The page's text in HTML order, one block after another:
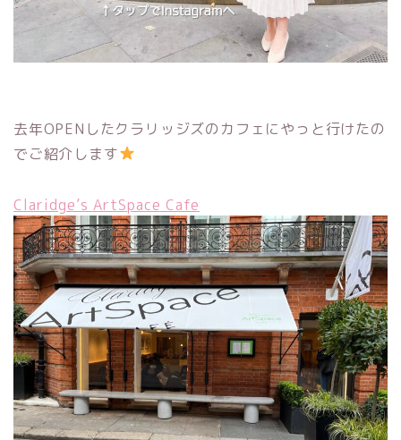
去年OPENしたクラリッジズのカフェにやっと行けたの
でご紹介します
Claridge’s ArtSpace Cafe